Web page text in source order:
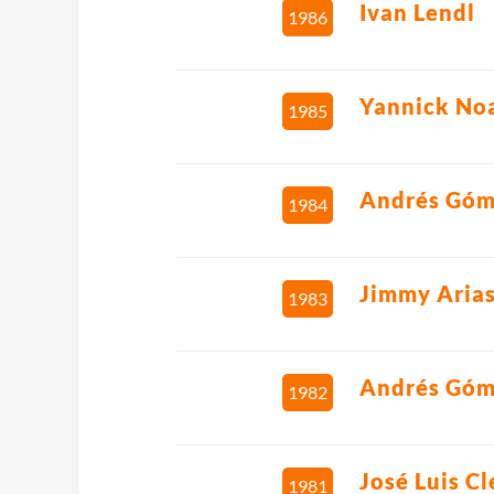
1986 Ivan Lendl
1985 Yannick
1984 Andrés
1983 Jimmy Arias
1982 Andrés
1981 José Luis